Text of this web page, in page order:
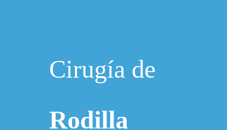
Cirugía de
Rodilla